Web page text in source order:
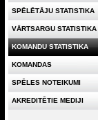
SPĒLĒTĀJU STATISTIKA
VĀRTSARGU STATISTIKA
KOMANDU STATISTIKA
KOMANDAS
SPĒLES NOTEIKUMI
AKREDITĒTIE MEDIJI